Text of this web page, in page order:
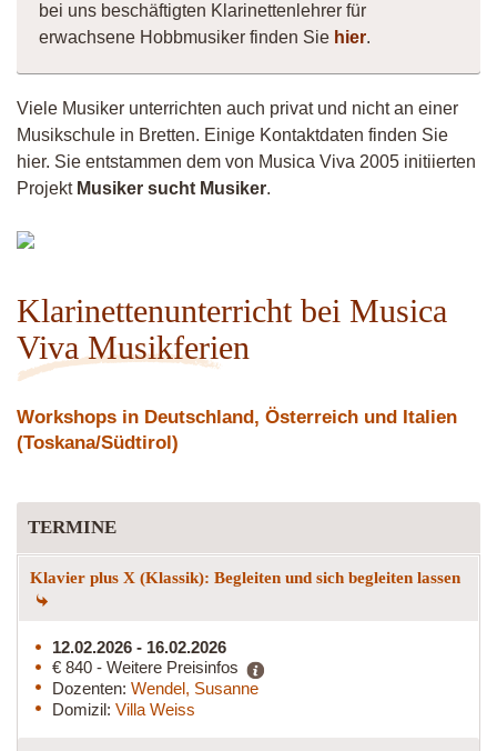
bei uns beschäftigten Klarinettenlehrer für
erwachsene Hobbmusiker finden Sie hier.
Viele Musiker unterrichten auch privat und nicht an einer
Musikschule in Bretten. Einige Kontaktdaten finden Sie
hier. Sie entstammen dem von Musica Viva 2005 initiierten
Projekt Musiker sucht Musiker.
Klarinettenunterricht bei Musica
Viva Musikferien
Workshops in Deutschland, Österreich und Italien
(Toskana/Südtirol)
TERMINE
Klavier plus X (Klassik): Begleiten und sich begleiten lassen
12.02.2026 - 16.02.2026
€ 840 - Weitere Preisinfos
Dozenten: Wendel, Susanne
Domizil: Villa Weiss